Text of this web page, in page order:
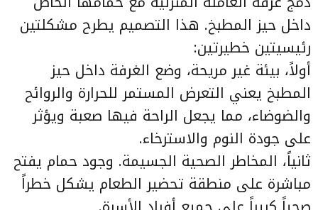
داخل حيز المطبخ. هذا التصميم يطرح مشكلتين
رئيسيتين خطيرتين:
أولاً، بيئة غير مريحة، وضع الغرفة داخل حيز
المطبخ يعني التعرض المستمر للحرارة والروائح
والضوضاء، مما يجعل الراحة فيها صعبة ويؤثر
على جودة النوم والاسترخاء.
ثانياً، المخاطر الصحية الجسيمة. وجود حمام يفتح
مباشرة على منطقة تحضير الطعام يشكل خطراً